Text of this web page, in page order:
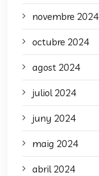
novembre 2024
octubre 2024
agost 2024
juliol 2024
juny 2024
maig 2024
abril 2024